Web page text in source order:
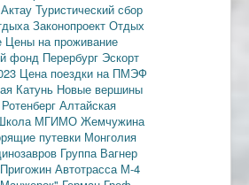
Актау Туристический сбор
Законопроект Отдых
Цены на проживание
фонд Перербург Эскорт
Цена поездки на ПМЭФ
Катунь Новые вершины
Алтайская
МГИМО Жемчужина
путевки Монголия
Группа Вагнер
Автотрасса М-4